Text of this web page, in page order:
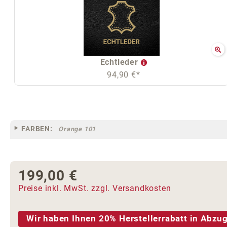
Echtleder
94,90 €*
FARBEN: Orange 101
Regulärer Preis:
199,00 €
Preise inkl. MwSt. zzgl. Versandkosten
Wir haben Ihnen 20% Herstellerrabatt in